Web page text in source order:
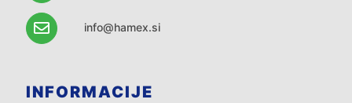
info@hamex.si
INFORMACIJE